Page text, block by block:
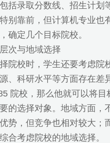
括录取分数线、招生计划
别靠前，但计算机专业也
确定几个目标院校。
次与地域选择
院校时，学生还要考虑院
、科研水平等方面存在差
院校，那么他就可以将
的选择对象。地域方面，
势，但竞争也相对较大；
合考虑院校的地域选择。